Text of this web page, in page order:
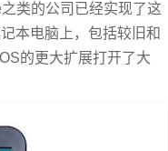
类的公司已经实现了这
本电脑上，包括较旧和
的更大扩展打开了大